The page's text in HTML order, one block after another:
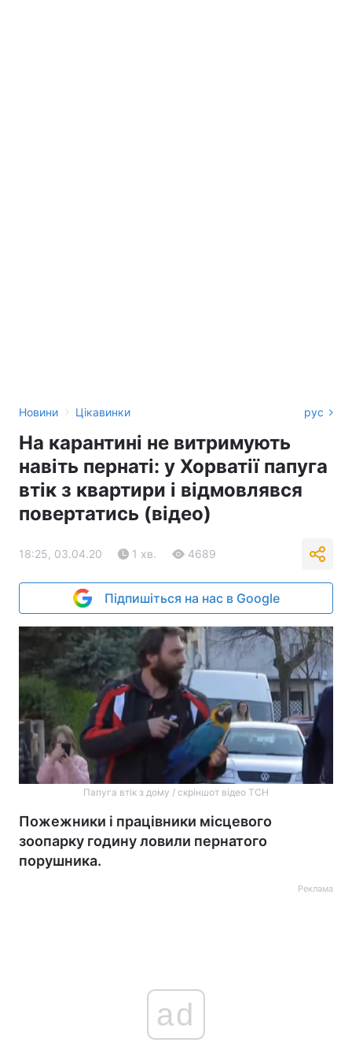
Новини › Цікавинки рус
На карантині не витримують
навіть пернаті: у Хорватії папуга
втік з квартири і відмовлявся
повертатись (відео)
18:25, 03.04.20 1 хв. 4689
Підпишіться на нас в Google
Папуга втік з дому / скріншот відео ТСН
Пожежники і працівники місцевого
зоопарку годину ловили пернатого
порушника.
Реклама
ad